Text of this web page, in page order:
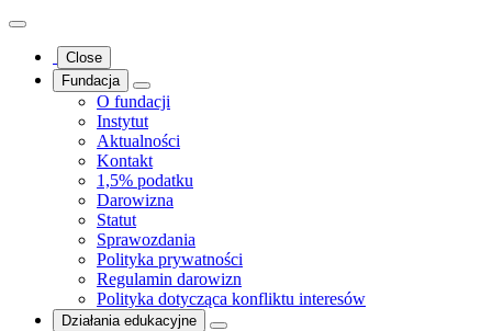
Close
Fundacja
O fundacji
Instytut
Aktualności
Kontakt
1,5% podatku
Darowizna
Statut
Sprawozdania
Polityka prywatności
Regulamin darowizn
Polityka dotycząca konfliktu interesów
Działania edukacyjne